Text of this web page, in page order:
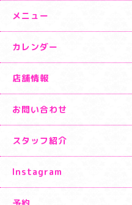
メニュー
カレンダー
店舗情報
お問い合わせ
スタッフ紹介
Instagram
予約